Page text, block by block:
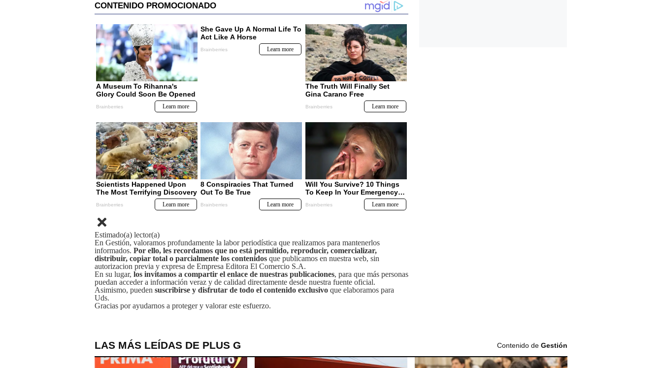
Estimado(a) lector(a)
En Gestión, valoramos profundamente la labor periodística que realizamos para mantenerlos
informados. Por ello, les recordamos que no está permitido, reproducir, comercializar,
distribuir, copiar total o parcialmente los contenidos que publicamos en nuestra web, sin
autorizacion previa y expresa de Empresa Editora El Comercio S.A.
En su lugar, los invitamos a compartir el enlace de nuestras publicaciones, para que más personas
puedan acceder a información veraz y de calidad directamente desde nuestra fuente oficial.
Asimismo, pueden suscribirse y disfrutar de todo el contenido exclusivo que elaboramos para
Uds.
Gracias por ayudarnos a proteger y valorar este esfuerzo.
LAS MÁS LEÍDAS DE PLUS G Contenido de Gestión